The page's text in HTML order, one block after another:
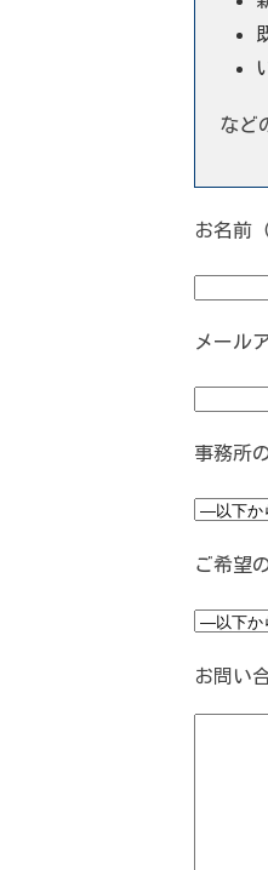
など
お名前
メール
事務所
ご希望
お問い